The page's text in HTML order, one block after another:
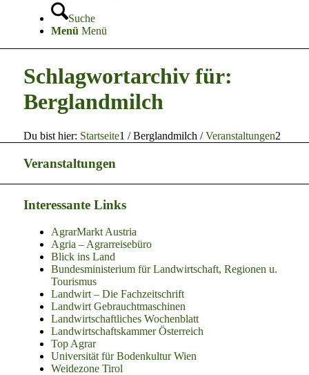
Suche
Menü Menü
Schlagwortarchiv für:
Berglandmilch
Du bist hier: Startseite1 / Berglandmilch / Veranstaltungen2
Veranstaltungen
Interessante Links
AgrarMarkt Austria
Agria – Agrarreisebüro
Blick ins Land
Bundesministerium für Landwirtschaft, Regionen u.
Tourismus
Landwirt – Die Fachzeitschrift
Landwirt Gebrauchtmaschinen
Landwirtschaftliches Wochenblatt
Landwirtschaftskammer Österreich
Top Agrar
Universität für Bodenkultur Wien
Weidezone Tirol